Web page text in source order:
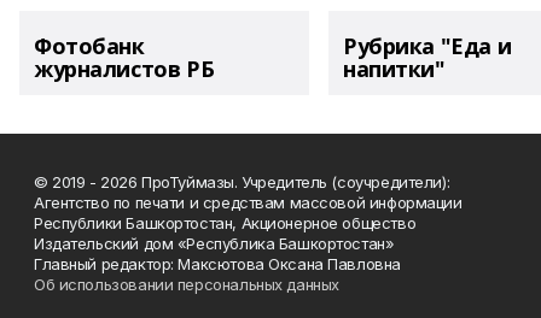
Фотобанк
журналистов РБ
Рубрика "Еда и
напитки"
© 2019 - 2026 ПроТуймазы. Учредитель (соучредители):
Агентство по печати и средствам массовой информации
Республики Башкортостан, Акционерное общество
Издательский дом «Республика Башкортостан»
Главный редактор: Максютова Оксана Павловна
Об использовании персональных данных